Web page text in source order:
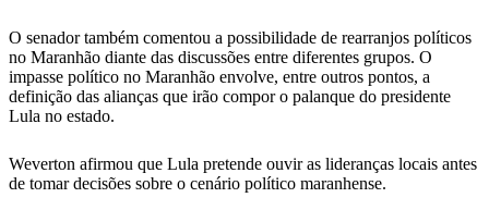
O senador também comentou a possibilidade de rearranjos políticos
no Maranhão diante das discussões entre diferentes grupos. O
impasse político no Maranhão envolve, entre outros pontos, a
definição das alianças que irão compor o palanque do presidente
Lula no estado.
Weverton afirmou que Lula pretende ouvir as lideranças locais antes
de tomar decisões sobre o cenário político maranhense.